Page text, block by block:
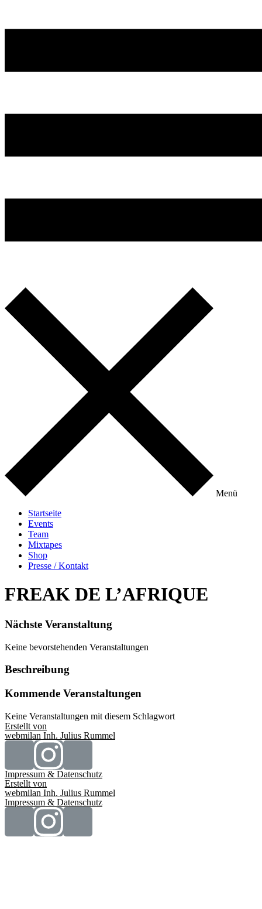
Menü
Startseite
Events
Team
Mixtapes
Shop
Presse / Kontakt
FREAK DE L’AFRIQUE
Nächste Veranstaltung
Keine bevorstehenden Veranstaltungen
Beschreibung
Kommende Veranstaltungen
Keine Veranstaltungen mit diesem Schlagwort
Erstellt von
webmilan Inh. Julius Rummel
Impressum & Datenschutz
Erstellt von
webmilan Inh. Julius Rummel
Impressum & Datenschutz